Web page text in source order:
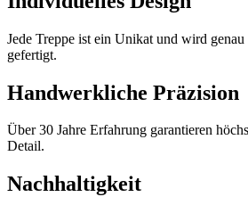
Jede Treppe ist ein Unikat und wird
gefertigt.
Handwerkliche Präzision
Über 30 Jahre Erfahrung garantieren
Detail.
Nachhaltigkeit